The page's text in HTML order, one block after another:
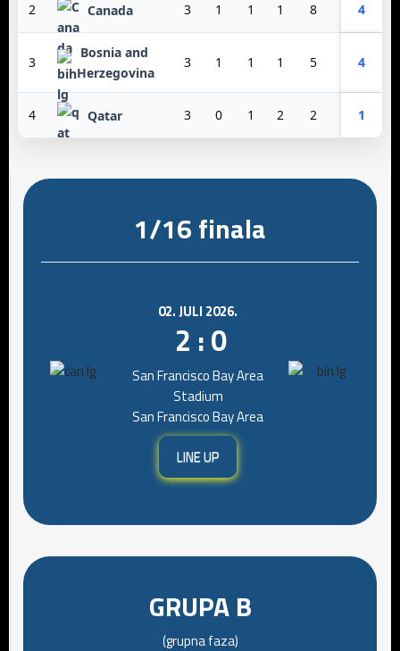
2 Canada 3 1 1 1 8 4
3
Bosnia and
Herzegovina
3 1 1 1 5 4
4 Qatar 3 0 1 2 2 1
1/16 finala
02. JULI 2026.
2 : 0
San Francisco Bay Area
Stadium
San Francisco Bay Area
LINE UP
GRUPA B
(grupna faza)